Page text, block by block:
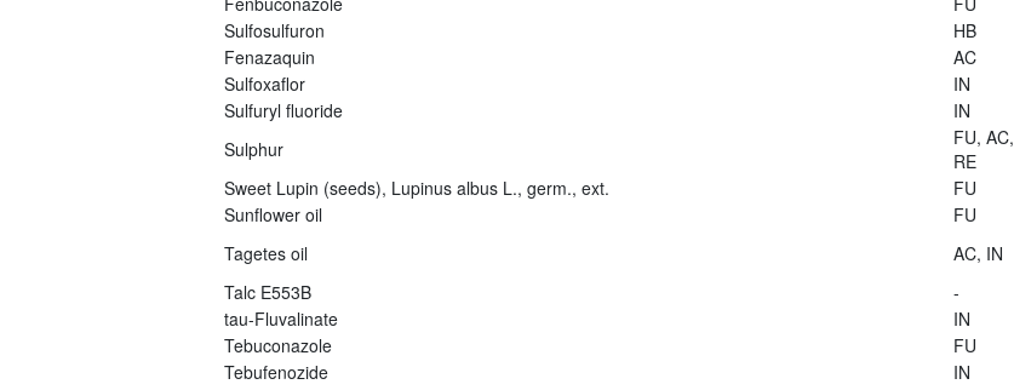
Sulfosulfuron
HB
Fenazaquin
AC
Sulfoxaflor
IN
Sulfuryl fluoride
IN
Sulphur
FU, AC,
RE
Sweet Lupin (seeds), Lupinus albus L., germ., ext.
FU
Sunflower oil
FU
Tagetes oil
AC, IN
Talc E553B
-
tau-Fluvalinate
IN
Tebuconazole
FU
Tebufenozide
IN